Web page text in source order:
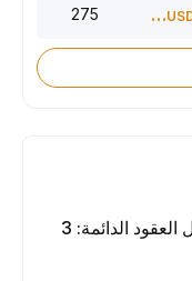
150
xStocks مقابل عقود الفروقات مقابل العقود الدائمة: 3